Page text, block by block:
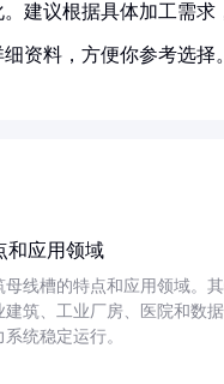
建议根据具体加工需求
资料，方便你参考选
和应用领域
线槽的特点和应用领域。
建筑、工业厂房、医院和数
统稳定运行。